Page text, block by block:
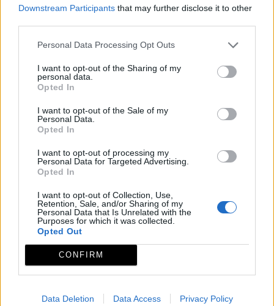
Downstream Participants that may further disclose it to other
Personal Data Processing Opt Outs
I want to opt-out of the Sharing of my
personal data.
Opted In
I want to opt-out of the Sale of my
Personal Data.
Opted In
I want to opt-out of processing my
Personal Data for Targeted Advertising.
Opted In
I want to opt-out of Collection, Use,
Retention, Sale, and/or Sharing of my
Personal Data that Is Unrelated with the
Purposes for which it was collected.
Opted Out
CONFIRM
Data Deletion Data Access Privacy Policy
Leer más
Planes de primavera en
Extremadura Rural…¡Un lujo
para los sentidos!
¡Ya es primavera en Extremadura Rural! Sus 24
comarcas se convierten en un espectacular
escenario lleno...
Leer más